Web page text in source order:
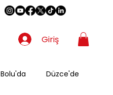
Giriş
Bolu'da Düzce'de